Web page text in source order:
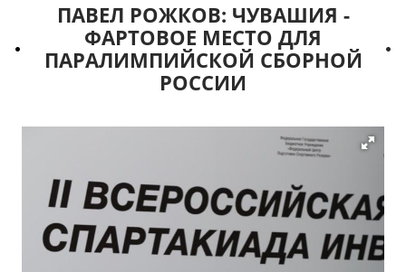
ПАВЕЛ РОЖКОВ: ЧУВАШИЯ -
ФАРТОВОЕ МЕСТО ДЛЯ
ПАРАЛИМПИЙСКОЙ СБОРНОЙ
РОССИИ